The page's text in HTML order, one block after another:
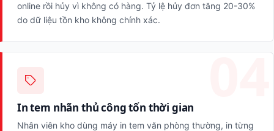
online rồi hủy vì không có hàng. Tỷ lệ hủy đơn tăng 20-30%
do dữ liệu tồn kho không chính xác.
In tem nhãn thủ công tốn thời gian
Nhân viên kho dùng máy in tem văn phòng thường, in từng